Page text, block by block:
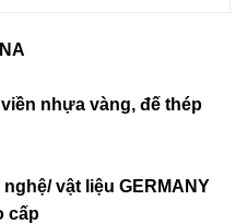
nhựa vàng, đế thép
vật liệu GERMANY
cấp